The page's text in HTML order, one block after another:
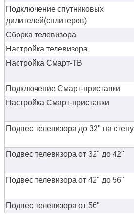
Подключение спутниковых
дилителей(сплитеров)
Сборка телевизора
Настройка телевизора
Настройка Смарт-ТВ
Подключение Смарт-приставки
Настройка Смарт-приставки
Подвес телевизора до 32" на стену
Подвес телевизора от 32" до 42"
Подвес телевизора от 42" до 56"
Подвес телевизора от 56"